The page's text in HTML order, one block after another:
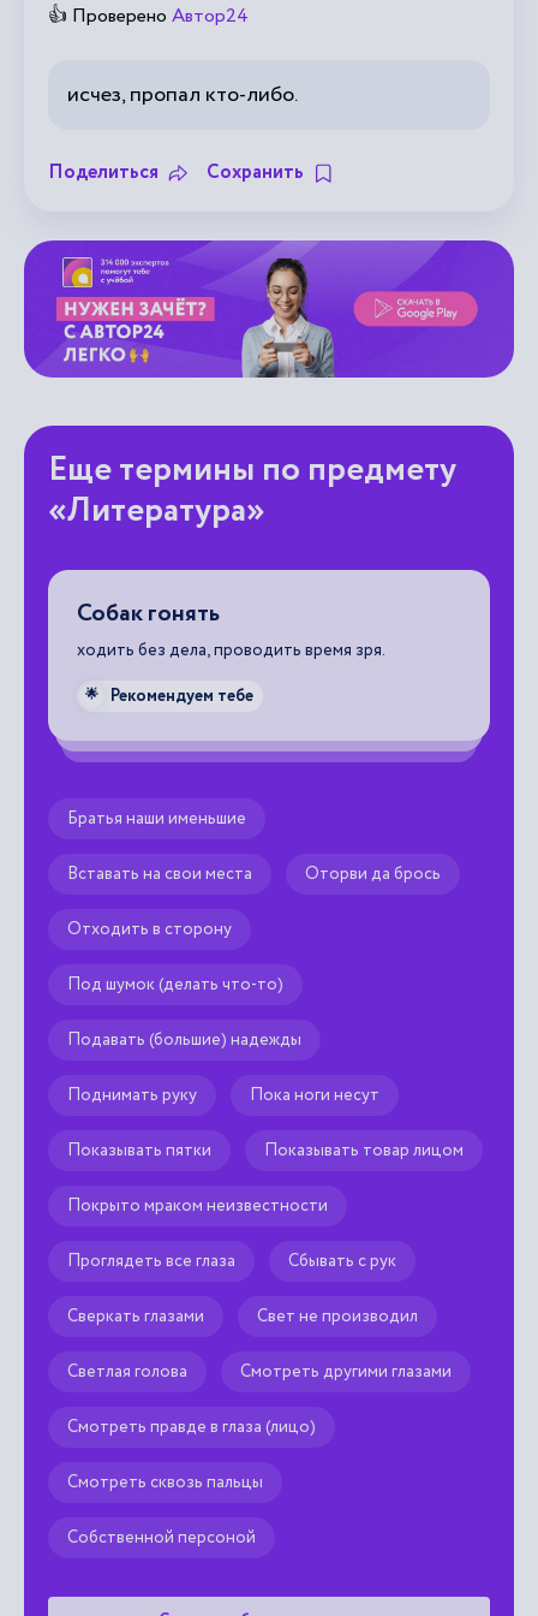
👍 Проверено Автор24
исчез, пропал кто-либо.
Поделиться Сохранить
Еще термины по предмету
«Литература»
Собак гонять
ходить без дела, проводить время зря.
🌟 Рекомендуем тебе
Братья наши именьшие
Вставать на свои места Оторви да брось
Отходить в сторону
Под шумок (делать что-то)
Подавать (большие) надежды
Поднимать руку Пока ноги несут
Показывать пятки Показывать товар лицом
Покрыто мраком неизвестности
Проглядеть все глаза Сбывать с рук
Сверкать глазами Свет не производил
Светлая голова Смотреть другими глазами
Смотреть правде в глаза (лицо)
Смотреть сквозь пальцы
Собственной персоной